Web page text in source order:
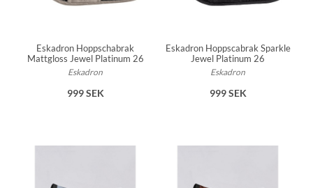
Eskadron Hoppschabrak
Mattgloss Jewel Platinum 26
Eskadron
999 SEK
Eskadron Hoppscabrak Sparkle
Jewel Platinum 26
Eskadron
999 SEK